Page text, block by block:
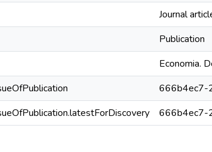
Journal
Publication
Economia.